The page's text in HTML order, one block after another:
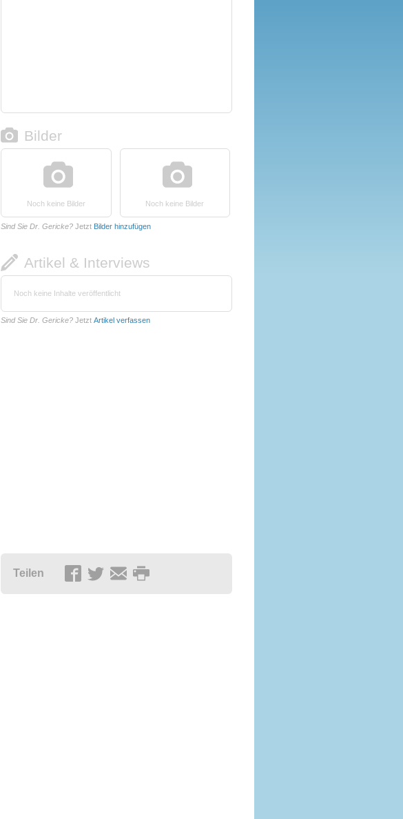
Bilder
Noch keine Bilder Noch keine Bilder
Sind Sie Dr. Gericke? Jetzt Bilder hinzufügen
Artikel & Interviews
Noch keine Inhalte veröffentlicht
Sind Sie Dr. Gericke? Jetzt Artikel verfassen
Teilen